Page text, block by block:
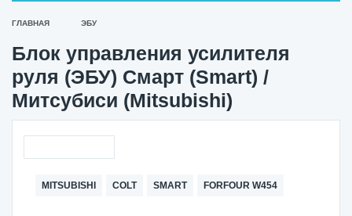
ГЛАВНАЯ ЭБУ
Блок управления усилителя
руля (ЭБУ) Cмарт (Smart) /
Митсубиси (Mitsubishi)
MITSUBISHI COLT SMART FORFOUR W454